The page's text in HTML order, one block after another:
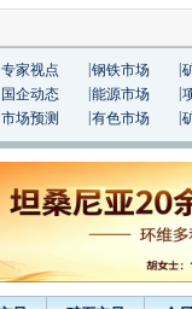
专家视点 钢铁市场
国企动态 能源市场
市场预测 有色市场